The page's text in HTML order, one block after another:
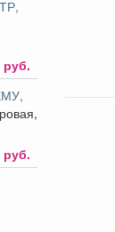
руб.
руб.